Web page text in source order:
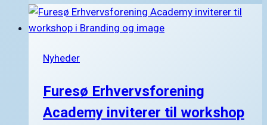
Nyheder
Furesø Erhvervsforening
Academy inviterer til workshop